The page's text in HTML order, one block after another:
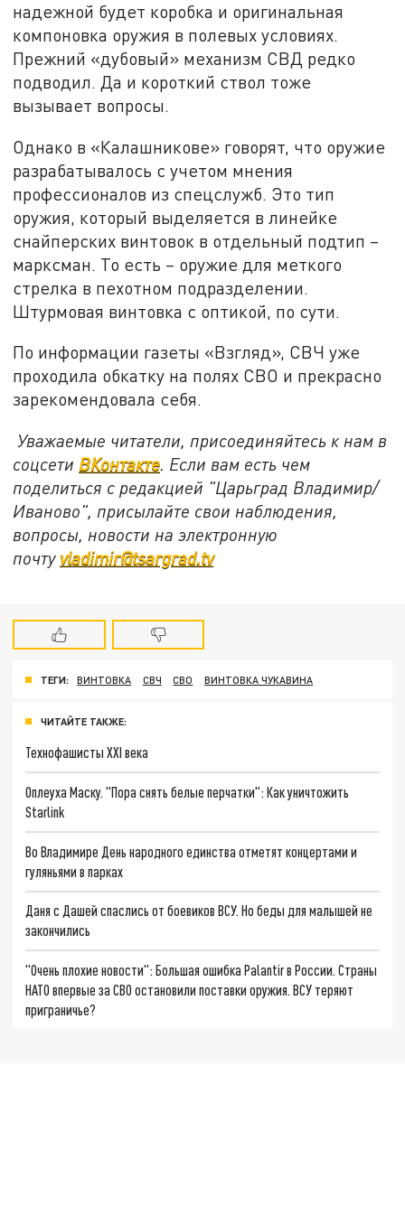
надежной будет коробка и оригинальная
компоновка оружия в полевых условиях.
Прежний «дубовый» механизм СВД редко
подводил. Да и короткий ствол тоже
вызывает вопросы.
Однако в «Калашникове» говорят, что оружие
разрабатывалось с учетом мнения
профессионалов из спецслужб. Это тип
оружия, который выделяется в линейке
снайперских винтовок в отдельный подтип –
марксман. То есть – оружие для меткого
стрелка в пехотном подразделении.
Штурмовая винтовка с оптикой, по сути.
По информации газеты «Взгляд», СВЧ уже
проходила обкатку на полях СВО и прекрасно
зарекомендовала себя.
Уважаемые читатели, присоединяйтесь к нам в
соцсети ВКонтакте. Если вам есть чем
поделиться с редакцией "Царьград Владимир/
Иваново", присылайте свои наблюдения,
вопросы, новости на электронную
почту vladimir@tsargrad.tv
ТЕГИ: ВИНТОВКА СВЧ СВО ВИНТОВКА ЧУКАВИНА
ЧИТАЙТЕ ТАКЖЕ:
Технофашисты XXI века
Оплеуха Маску. "Пора снять белые перчатки": Как уничтожить
Starlink
Во Владимире День народного единства отметят концертами и
гуляньями в парках
Даня с Дашей спаслись от боевиков ВСУ. Но беды для малышей не
закончились
"Очень плохие новости": Большая ошибка Palantir в России. Страны
НАТО впервые за СВО остановили поставки оружия. ВСУ теряют
приграничье?